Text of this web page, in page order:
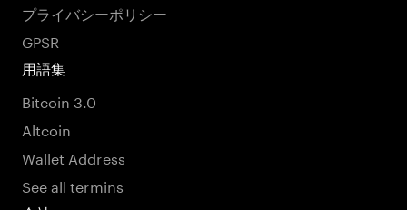
プライバシーポリシー
GPSR
用語集
Bitcoin 3.0
Altcoin
Wallet Address
See all termins